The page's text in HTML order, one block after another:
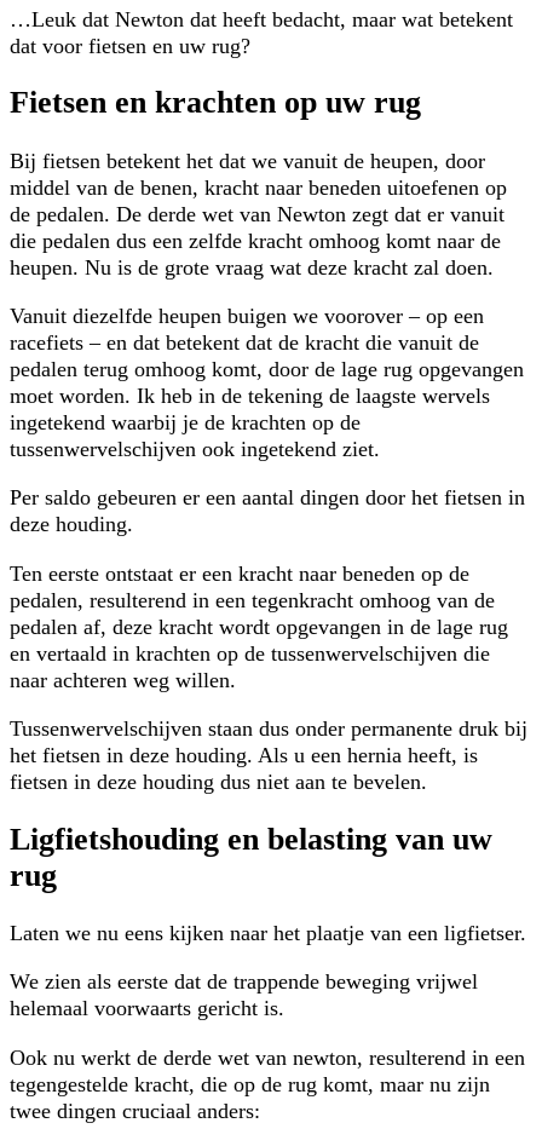
…Leuk dat Newton dat heeft bedacht, maar wat betekent
dat voor fietsen en uw rug?
Fietsen en krachten op uw rug
Bij fietsen betekent het dat we vanuit de heupen, door
middel van de benen, kracht naar beneden uitoefenen op
de pedalen. De derde wet van Newton zegt dat er vanuit
die pedalen dus een zelfde kracht omhoog komt naar de
heupen. Nu is de grote vraag wat deze kracht zal doen.
Vanuit diezelfde heupen buigen we voorover – op een
racefiets – en dat betekent dat de kracht die vanuit de
pedalen terug omhoog komt, door de lage rug opgevangen
moet worden. Ik heb in de tekening de laagste wervels
ingetekend waarbij je de krachten op de
tussenwervelschijven ook ingetekend ziet.
Per saldo gebeuren er een aantal dingen door het fietsen in
deze houding.
Ten eerste ontstaat er een kracht naar beneden op de
pedalen, resulterend in een tegenkracht omhoog van de
pedalen af, deze kracht wordt opgevangen in de lage rug
en vertaald in krachten op de tussenwervelschijven die
naar achteren weg willen.
Tussenwervelschijven staan dus onder permanente druk bij
het fietsen in deze houding. Als u een hernia heeft, is
fietsen in deze houding dus niet aan te bevelen.
Ligfietshouding en belasting van uw
rug
Laten we nu eens kijken naar het plaatje van een ligfietser.
We zien als eerste dat de trappende beweging vrijwel
helemaal voorwaarts gericht is.
Ook nu werkt de derde wet van newton, resulterend in een
tegengestelde kracht, die op de rug komt, maar nu zijn
twee dingen cruciaal anders: